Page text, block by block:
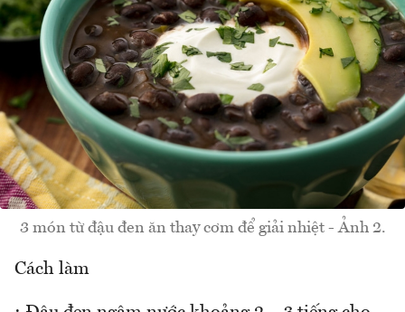
3 món từ đậu đen ăn thay cơm để giải nhiệt - Ảnh 2.
Cách làm